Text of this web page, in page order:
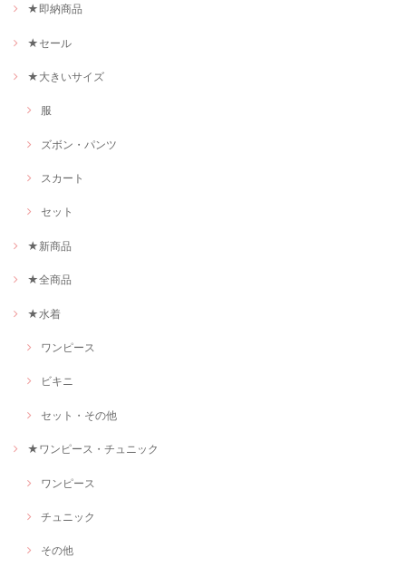
★即納商品
★セール
★大きいサイズ
服
ズボン・パンツ
スカート
セット
★新商品
★全商品
★水着
ワンピース
ビキニ
セット・その他
★ワンピース・チュニック
ワンピース
チュニック
その他